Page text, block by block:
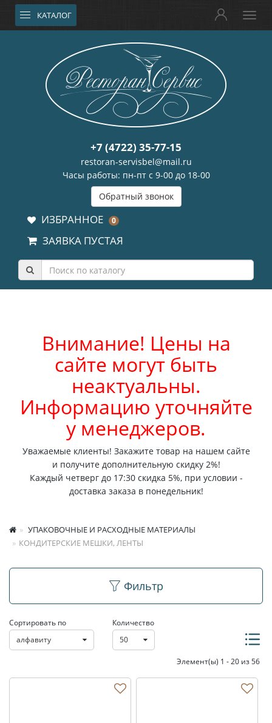
КАТАЛОГ
+7 (4722) 35-77-15
restoran-servisbel@mail.ru
Часы работы: пн-пт с 9-00 до 18-00
Обратный звонок
ИЗБРАННОЕ 0
ЗАЯВКА ПУСТАЯ
Внимание! Цены на
сайте могут быть
неактуальны.
Информацию уточняйте
у менеджеров.
Уважаемые клиенты! Закажите товар на нашем сайте
и получите дополнительную скидку 2%!
Каждый четверг до 17:30 скидка 5%, при условии -
доставка заказа в понедельник!
УПАКОВОЧНЫЕ И РАСХОДНЫЕ МАТЕРИАЛЫ
КОНДИТЕРСКИЕ МЕШКИ, ЛЕНТЫ
Кондитерские мешки,
ленты
Фильтр
Сортировать по
алфавиту
Количество
50
Элемент(ы) 1 - 20 из 56